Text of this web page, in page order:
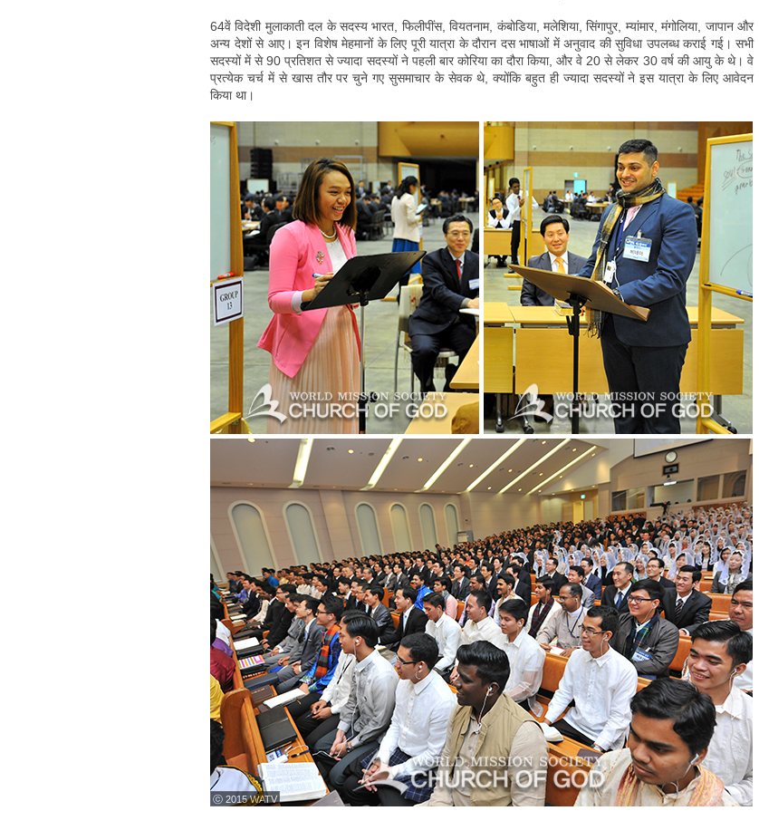
64वें विदेशी मुलाकाती दल के सदस्य भारत, फिलीपींस, वियतनाम, कंबोडिया, मलेशिया, सिंगापुर, म्यांमार, मंगोलिया, जापान और
अन्य देशों से आए। इन विशेष मेहमानों के लिए पूरी यात्रा के दौरान दस भाषाओं में अनुवाद की सुविधा उपलब्ध कराई गई। सभी
सदस्यों में से 90 प्रतिशत से ज्यादा सदस्यों ने पहली बार कोरिया का दौरा किया, और वे 20 से लेकर 30 वर्ष की आयु के थे। वे
प्रत्येक चर्च में से खास तौर पर चुने गए सुसमाचार के सेवक थे, क्योंकि बहुत ही ज्यादा सदस्यों ने इस यात्रा के लिए आवेदन
किया था।
ⓒ 2015 WATV